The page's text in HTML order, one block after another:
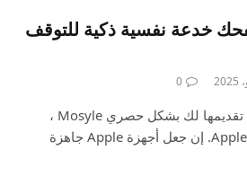
خدعة نفسية ذكية للتوقف
0
9to5mac لدغة الأمن يتم تقديمها لك بشكل حصري Mosyle ،
المنصة الوحيدة Apple Unified. إن جعل أجهزة Apple جاهزة